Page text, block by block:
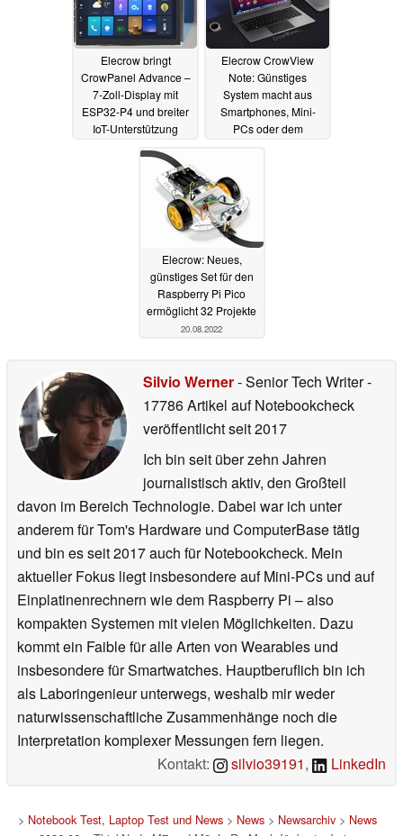
Elecrow bringt
CrowPanel Advance –
7‑Zoll-Display mit
ESP32-P4 und breiter
IoT-Unterstützung
Elecrow CrowView
Note: Günstiges
System macht aus
Smartphones, Mini-
PCs oder dem
Elecrow: Neues,
günstiges Set für den
Raspberry Pi Pico
ermöglicht 32 Projekte
20.08.2022
Silvio Werner- Senior Tech Writer-
17786 Artikel auf Notebookcheck
veröffentlichtseit 2017
Ich bin seit über zehn Jahren
journalistisch aktiv, den Großteil
davon im Bereich Technologie. Dabei war ich unter
anderem für Tom's Hardware und ComputerBase tätig
und bin es seit 2017 auch für Notebookcheck. Mein
aktueller Fokus liegt insbesondere auf Mini-PCs und auf
Einplatinenrechnern wie dem Raspberry Pi – also
kompakten Systemen mit vielen Möglichkeiten. Dazu
kommt ein Faible für alle Arten von Wearables und
insbesondere für Smartwatches. Hauptberuflich bin ich
als Laboringenieur unterwegs, weshalb mir weder
naturwissenschaftliche Zusammenhänge noch die
Interpretation komplexer Messungen fern liegen.
Kontakt:
silvio39191, LinkedIn
> Notebook Test, Laptop Test und News> News> Newsarchiv> News